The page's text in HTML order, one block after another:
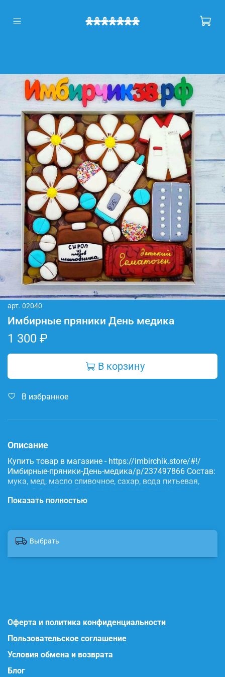
арт. 02040
Имбирные пряники День медика
1 300 ₽
В корзину
В избранное
Описание
Купить товар в магазине - https://imbirchik.store/#!/
Имбирные-пряники-День-медика/p/237497866 Состав:
мука, мед, масло сливочное, сахар, вода питьевая,
яичный белок, имбирь, корица, сода, пищевые
красители.
Показать полностью
Выбрать
Оферта и политика конфиденциальности
Пользовательское соглашение
Условия обмена и возврата
Блог